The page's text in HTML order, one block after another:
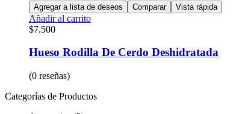
Agregar a lista de deseos Comparar Vista rápida
Añadir al carrito
$7.500
Hueso Rodilla De Cerdo Deshidratada
(0 reseñas)
Categorías de Productos